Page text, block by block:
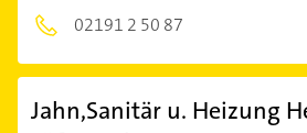
02191 2 50 87
Jahn,Sanitär u. Heizung